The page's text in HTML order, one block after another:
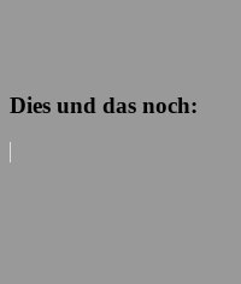
Dies und das noch: